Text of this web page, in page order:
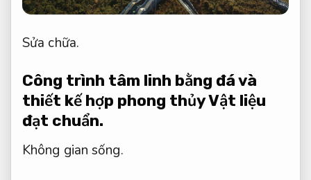
Sửa chữa.
Công trình tâm linh bằng đá và
thiết kế hợp phong thủyVật liệu
đạt chuẩn.
Không gian sống.